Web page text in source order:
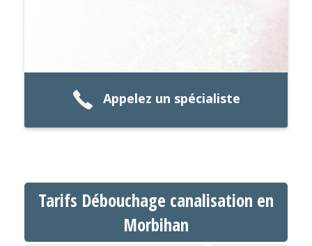
Appelez un spécialiste
Tarifs Débouchage canalisation en
Morbihan